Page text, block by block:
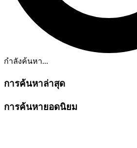
กำลังค้นหา...
การค้นหาล่าสุด
การค้นหายอดนิยม